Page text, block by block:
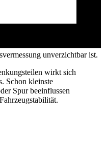
unverzichtbar ist.
wirkt sich
Schon kleinste
Spur beeinflussen